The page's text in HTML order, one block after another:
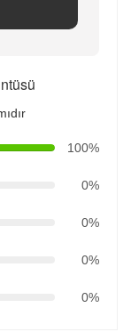
100%
0%
0%
0%
0%